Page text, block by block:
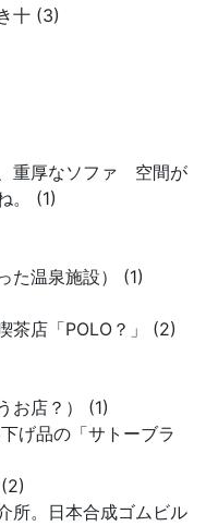
十 (3)
重厚なソファ 空間が
。 (1)
た温泉施設） (1)
茶店「POLO？」 (2)
お店？） (1)
げ品の「サトーブラ
所。日本合成ゴムビル